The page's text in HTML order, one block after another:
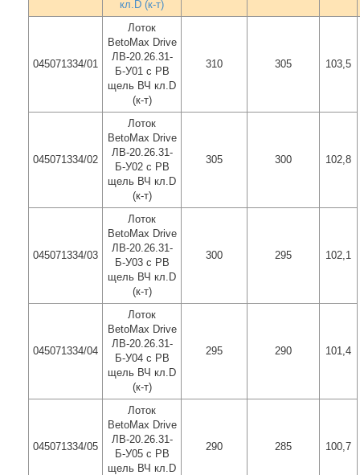
кл.D (к-т)
045071334/01
Лоток
BetoMax Drive
ЛВ-20.26.31-
Б-У01 с РВ
щель ВЧ кл.D
(к-т)
310 305 103,5
045071334/02
Лоток
BetoMax Drive
ЛВ-20.26.31-
Б-У02 с РВ
щель ВЧ кл.D
(к-т)
305 300 102,8
045071334/03
Лоток
BetoMax Drive
ЛВ-20.26.31-
Б-У03 с РВ
щель ВЧ кл.D
(к-т)
300 295 102,1
045071334/04
Лоток
BetoMax Drive
ЛВ-20.26.31-
Б-У04 с РВ
щель ВЧ кл.D
(к-т)
295 290 101,4
045071334/05
Лоток
BetoMax Drive
ЛВ-20.26.31-
Б-У05 с РВ
щель ВЧ кл.D
290 285 100,7